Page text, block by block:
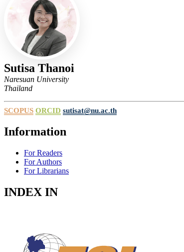
Sutisa Thanoi
Naresuan University
Thailand
SCOPUS ORCID sutisat@nu.ac.th
Information
For Readers
For Authors
For Librarians
INDEX IN